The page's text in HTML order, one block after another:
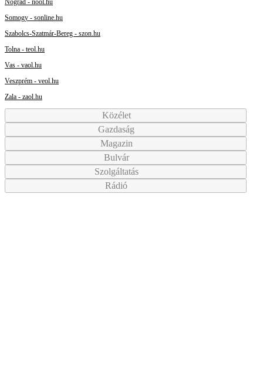
Somogy - sonline.hu
Szabolcs-Szatmár-Bereg - szon.hu
Tolna - teol.hu
Vas - vaol.hu
Veszprém - veol.hu
Zala - zaol.hu
Közélet
Gazdaság
Magazin
Bulvár
Szolgáltatás
Rádió